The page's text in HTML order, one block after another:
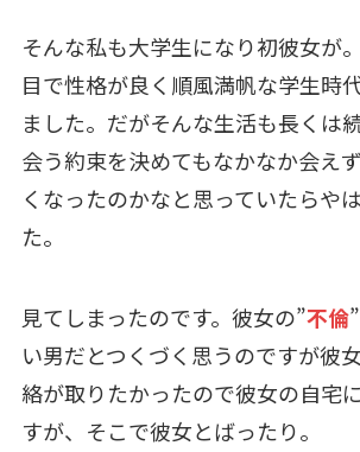
そんな私も大学生になり初彼女が
目で性格が良く順風満帆な学生時
ました。だがそんな生活も長くは
会う約束を決めてもなかなか会え
くなったのかなと思っていたらや
た。
見てしまったのです。彼女の”不倫
い男だとつくづく思うのですが彼
絡が取りたかったので彼女の自宅
すが、そこで彼女とばったり。